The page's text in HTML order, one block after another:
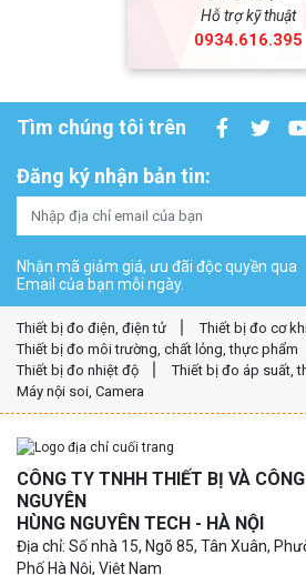
Hỗ trợ kỹ thuật
0934.616.395
Tìm chúng tôi trên
Đăng ký nhận bản tin:
Nhận mã giảm giá, ưu đãi độc quyền qua
Email của bạn mỗi ngày.
Thiết bị đo điện, điện tử
Thiết bị đo cơ
Thiết bị đo môi trường, chất lỏng, thực phẩm
Thiết bị đo nhiệt độ
Thiết bị đo áp suất,
Máy nội soi, Camera
CÔNG TY TNHH THIẾT BỊ VÀ
NGUYÊN
HÙNG NGUYÊN TECH - HÀ NỘI
Địa chỉ: Số nhà 15, Ngõ 85, Tân Xuân,
Phố Hà Nội, Việt Nam